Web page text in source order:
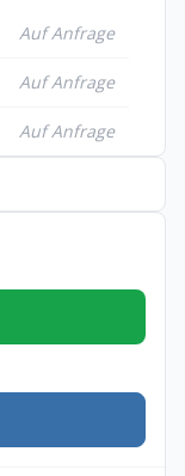
Auf Anfrage
Auf Anfrage
Auf Anfrage